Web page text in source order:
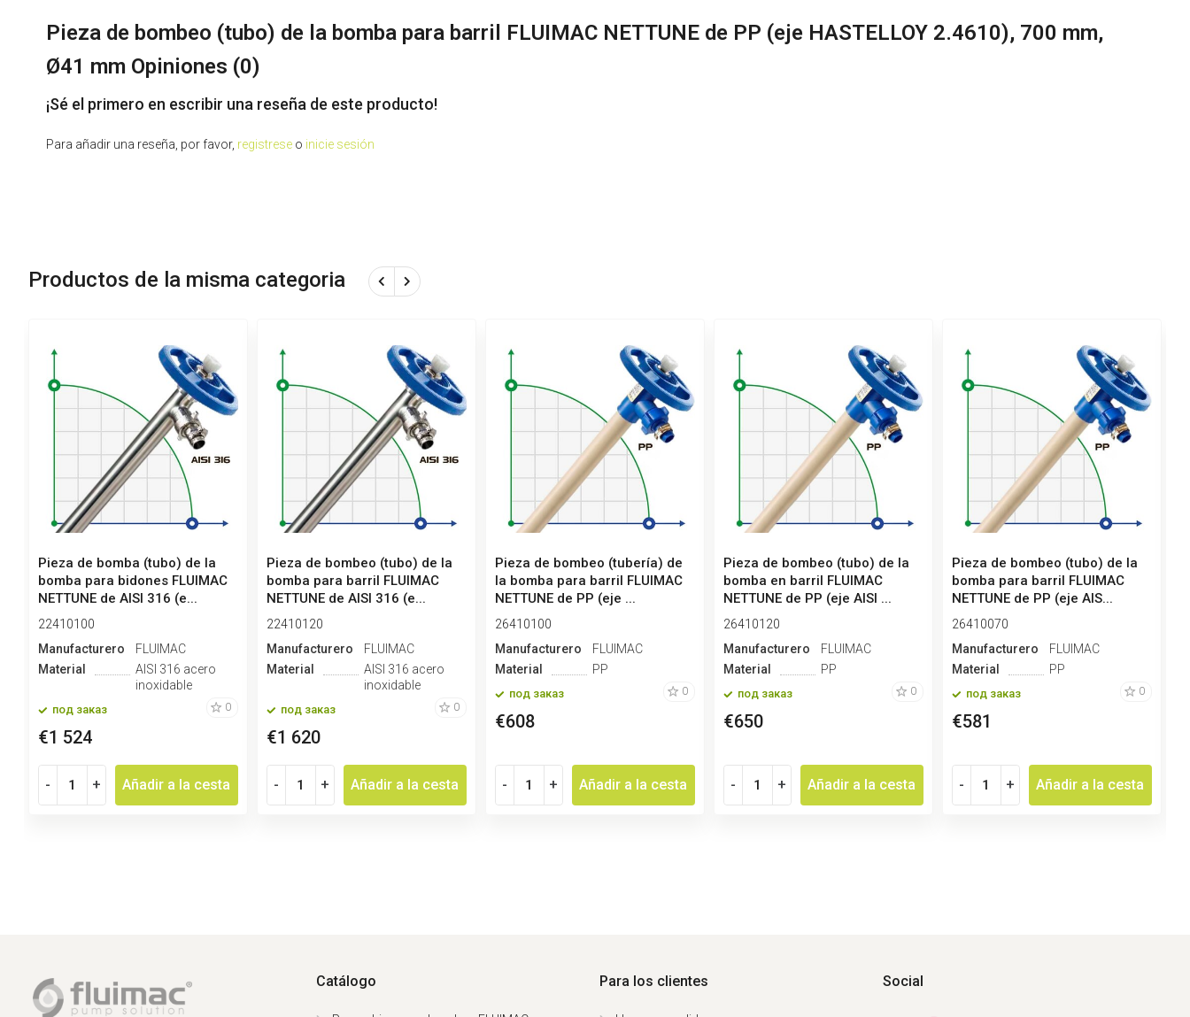
Pieza de bombeo (tubo) de la bomba para barril FLUIMAC NETTUNE de PP (eje HASTELLOY 2.4610), 700 mm,
Ø41 mm Opiniones (0)
¡Sé el primero en escribir una reseña de este producto!
Para añadir una reseña, por favor, registreseo inicie sesión
Productos de la misma categoria
Pieza de bomba (tubo) de la
bomba para bidones FLUIMAC
NETTUNE de AISI 316 (e...
22410100
Manufacturero
FLUIMAC
Material
AISI 316 acero
inoxidable
под заказ 0
€1 524
- + Añadir a la cesta
Pieza de bombeo (tubo) de la
bomba para barril FLUIMAC
NETTUNE de AISI 316 (e...
22410120
Manufacturero
FLUIMAC
Material
AISI 316 acero
inoxidable
под заказ 0
€1 620
- + Añadir a la cesta
Pieza de bombeo (tubería) de
la bomba para barril FLUIMAC
NETTUNE de PP (eje ...
26410100
Manufacturero
FLUIMAC
Material
PP
под заказ 0
€608
- + Añadir a la cesta
Pieza de bombeo (tubo) de la
bomba en barril FLUIMAC
NETTUNE de PP (eje AISI ...
26410120
Manufacturero
FLUIMAC
Material
PP
под заказ 0
€650
- + Añadir a la cesta
Pieza de bombeo (tubo) de la
bomba para barril FLUIMAC
NETTUNE de PP (eje AIS...
26410070
Manufacturero
FLUIMAC
Material
PP
под заказ 0
€581
- + Añadir a la cesta
Catálogo Para los clientes Social